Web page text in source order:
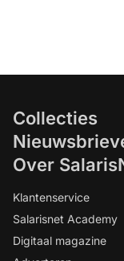
Collecties
Over
Klantenservice
Salarisnet Academy
Digitaal magazine